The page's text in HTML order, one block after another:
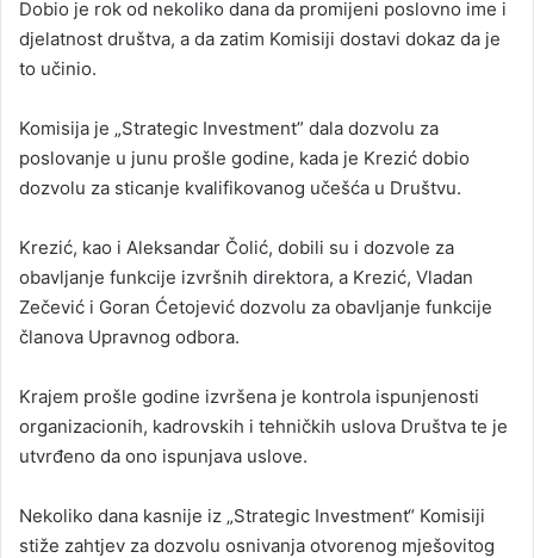
Dobio je rok od nekoliko dana da promijeni poslovno ime i
djelatnost društva, a da zatim Komisiji dostavi dokaz da je
to učinio.
Komisija je „Strategic Investment” dala dozvolu za
poslovanje u junu prošle godine, kada je Krezić dobio
dozvolu za sticanje kvalifikovanog učešća u Društvu.
Krezić, kao i Aleksandar Čolić, dobili su i dozvole za
obavljanje funkcije izvršnih direktora, a Krezić, Vladan
Zečević i Goran Ćetojević dozvolu za obavljanje funkcije
članova Upravnog odbora.
Krajem prošle godine izvršena je kontrola ispunjenosti
organizacionih, kadrovskih i tehničkih uslova Društva te je
utvrđeno da ono ispunjava uslove.
Nekoliko dana kasnije iz „Strategic Investment“ Komisiji
stiže zahtjev za dozvolu osnivanja otvorenog mješovitog